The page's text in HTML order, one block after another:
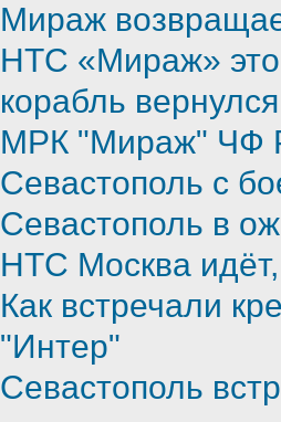
Мираж
НТС «Мираж»
корабль
МРК "Мираж" ЧФ
Севастополь с
Севастополь в
НТС Москва
Как встречали
"Интер"
Севастополь